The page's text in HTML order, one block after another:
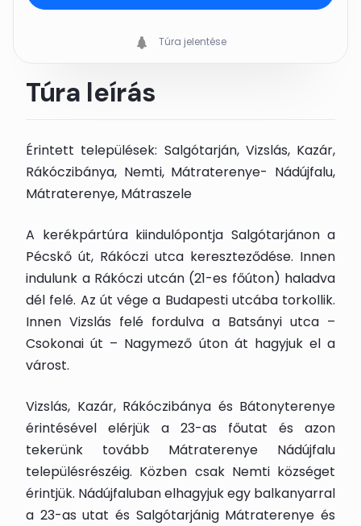
Túra jelentése
Túra leírás
Érintett települések: Salgótarján, Vizslás, Kazár,
Rákóczibánya, Nemti, Mátraterenye- Nádújfalu,
Mátraterenye, Mátraszele
A kerékpártúra kiindulópontja Salgótarjánon a
Pécskő út, Rákóczi utca kereszteződése. Innen
indulunk a Rákóczi utcán (21-es főúton) haladva
dél felé. Az út vége a Budapesti utcába torkollik.
Innen Vizslás felé fordulva a Batsányi utca –
Csokonai út – Nagymező úton át hagyjuk el a
várost.
Vizslás, Kazár, Rákóczibánya és Bátonyterenye
érintésével elérjük a 23-as főutat és azon
tekerünk tovább Mátraterenye Nádújfalu
településrészéig. Közben csak Nemti községet
érintjük. Nádújfaluban elhagyjuk egy balkanyarral
a 23-as utat és Salgótarjánig Mátraterenye és